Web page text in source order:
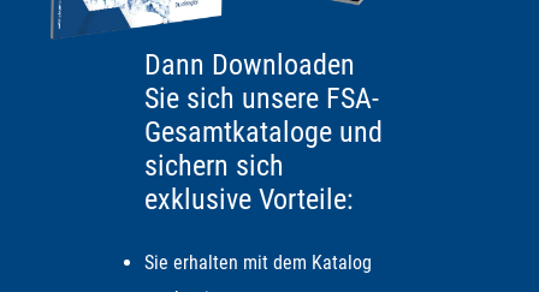
Dann Downloaden
Sie sich unsere FSA-
Gesamtkataloge und
sichern sich
exklusive Vorteile:
Sie erhalten mit dem Katalog